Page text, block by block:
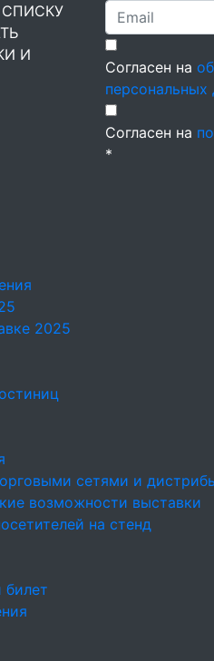
И
Согласен на
персональных
Согласен на
*
2025
сетями и
возможности выставки
на стенд
билет